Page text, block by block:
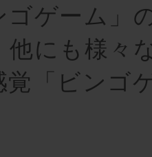
ゴゲーム」
他にも様々
覚「ビンゴ